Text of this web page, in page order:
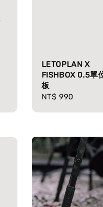
LETOPLAN X
FISHBOX 0.5單
板
Regular
NT$ 990